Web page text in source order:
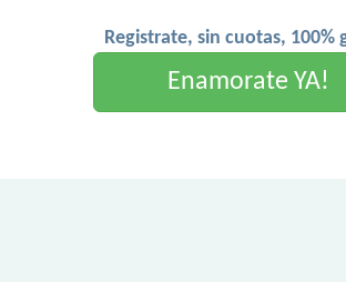
Registrate, sin cuotas, 100%
Enamorate YA!